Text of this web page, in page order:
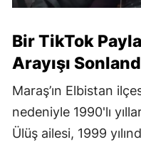
Bir TikTok
Arayışı
Maraş’ın Elbistan
nedeniyle 1990'lı
Ülüş ailesi, 1999